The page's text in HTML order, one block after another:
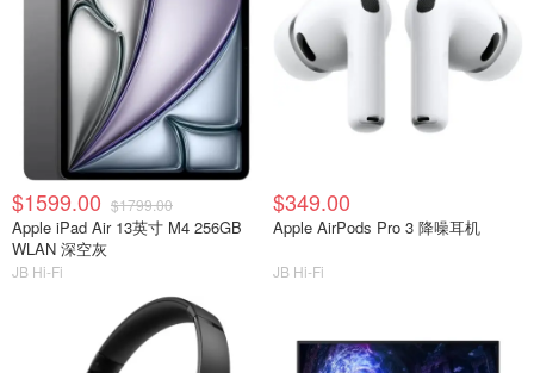
$1599.00 $1799.00
Apple iPad Air 13英寸 M4 256GB
WLAN 深空灰
JB Hi-Fi
$349.00
Apple AirPods Pro 3 降噪耳机
JB Hi-Fi